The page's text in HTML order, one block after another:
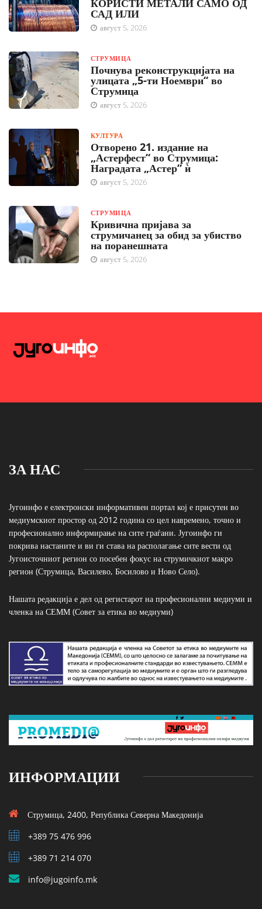
САД ИЛИ
август 5, 2026
СТРУМИЦА
Почнува реконструкцијата на
улицата „5-ти Ноември“ во
Струмица
август 5, 2026
КУЛТУРА
Отворено 21. издание на
„Астерфест“ во Струмица:
Наградата „Астер“ ѝ
август 5, 2026
СТРУМИЦА
Кривична пријава за
струмичанец за обид за убиство
на поранешната
август 5, 2026
ЗА НАС
Југоинфо е електронски информативен портал кој е присутен во
медиумскиот простор од 2012 година со цел навремено, точно и
професионално информирање на сите граѓани. Југоинфо ги
покрива настаните и ви ги става на располагање сите вести од
Југоисточниот регион со посебен фокус на струмичкиот макро
регион (Струмица, Василево, Босилово и Ново Село).
Нашата редакција е дел од регистарот на професионални медиуми и
членка на СЕММ (Совет за етика во медиуми)
ИНФОРМАЦИИ
Струмица, 2400, Република Северна Македонија
+389 75 476 996
+389 71 214 070
info@jugoinfo.mk